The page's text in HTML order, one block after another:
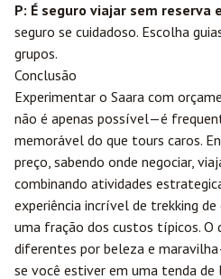
P: É seguro viajar sem reserva
seguro se cuidadoso. Escolha
grupos.
Conclusão
Experimentar o Saara com
não é apenas possível—é
memorável do que tours caros.
preço, sabendo onde negociar,
combinando atividades
experiência incrível de trekking
uma fração dos custos típicos. O
diferentes por beleza e
se você estiver em uma tenda de